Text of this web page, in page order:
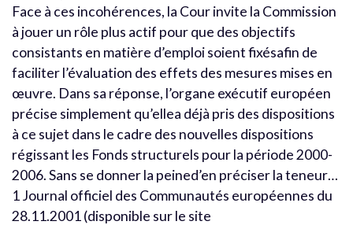
Face à ces incohérences, la Cour invite la Commission
à jouer un rôle plus actif pour que des objectifs
consistants en matière d’emploi soient fixésafin de
faciliter l’évaluation des effets des mesures mises en
œuvre. Dans sa réponse, l’organe exécutif européen
précise simplement qu’ellea déjà pris des dispositions
à ce sujet dans le cadre des nouvelles dispositions
régissant les Fonds structurels pour la période 2000-
2006. Sans se donner la peined’en préciser la teneur…
1 Journal officiel des Communautés européennes du
28.11.2001 (disponible sur le site